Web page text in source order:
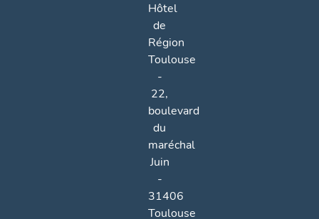
Hôtel
de
Région
Toulouse
-
22,
boulevard
du
maréchal
Juin
-
31406
Toulouse